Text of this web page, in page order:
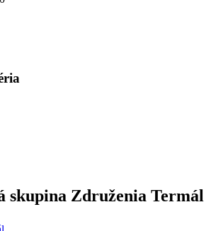
skupina Združenia Termál